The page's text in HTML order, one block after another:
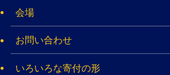
会場
お問い合わせ
いろいろな寄付の形